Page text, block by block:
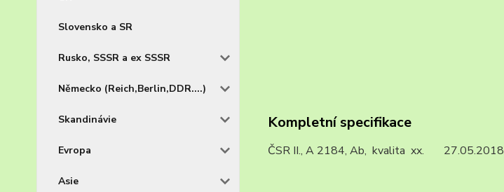
Slovensko a SR
Rusko, SSSR a ex SSSR
Německo (Reich,Berlin,DDR....)
Skandinávie
Evropa
Asie
Kompletní specifikace
ČSR II., A 2184, Ab, kvalita xx. 27.05.2018